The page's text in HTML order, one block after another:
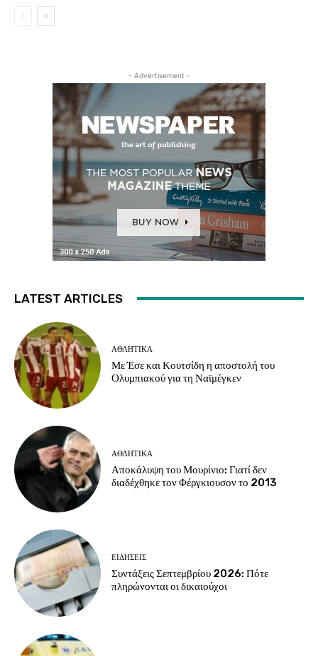
- Advertisement -
LATEST ARTICLES
ΑΘΛΗΤΙΚΑ
Με Έσε και Κουτσίδη η αποστολή του
Ολυμπιακού για τη Ναϊμέγκεν
ΑΘΛΗΤΙΚΑ
Αποκάλυψη του Μουρίνιο: Γιατί δεν
διαδέχθηκε τον Φέργκιουσον το 2013
ΕΙΔΗΣΕΙΣ
Συντάξεις Σεπτεμβρίου 2026: Πότε
πληρώνονται οι δικαιούχοι